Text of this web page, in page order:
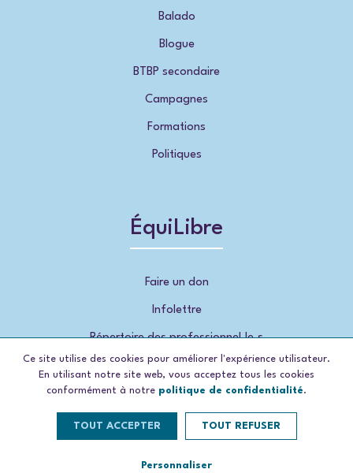
Balado
Blogue
BTBP secondaire
Campagnes
Formations
Politiques
ÉquiLibre
Faire un don
Infolettre
Répertoire des professionnel.le.s
© 2026, ÉquiLibre , tous droits réservés
Ce site utilise des cookies pour améliorer l'expérience utilisateur.
En utilisant notre site web, vous acceptez tous les cookies
conformément à notre politique de confidentialité.
TOUT ACCEPTER TOUT REFUSER
Personnaliser